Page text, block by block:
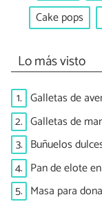
Cake pops
Lo más visto
1. Galletas de
2. Galletas de
3. Buñuelos
4. Pan de elote
5. Masa para